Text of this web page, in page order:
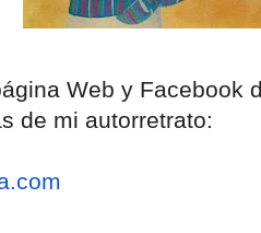
Web y Facebook
de mi autorretrato: